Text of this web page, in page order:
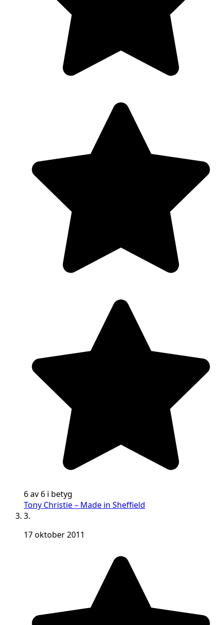
6 av 6 i betyg
Tony Christie – Made in Sheffield
3.
17 oktober 2011